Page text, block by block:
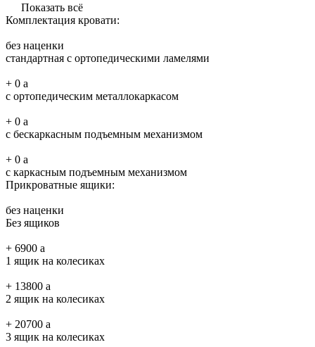
Показать всё
Комплектация кровати:
без наценки
стандартная с ортопедическими ламелями
+ 0 a
с ортопедическим металлокаркасом
+ 0 a
с бескаркасным подъемным механизмом
+ 0 a
с каркасным подъемным механизмом
Прикроватные ящики:
без наценки
Без ящиков
+ 6900 a
1 ящик на колесиках
+ 13800 a
2 ящик на колесиках
+ 20700 a
3 ящик на колесиках